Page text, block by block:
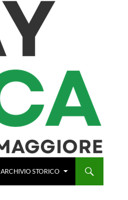
ARCHIVIO STORICO